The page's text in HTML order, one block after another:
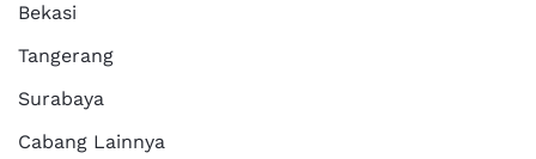
Bekasi
Tangerang
Surabaya
Cabang Lainnya